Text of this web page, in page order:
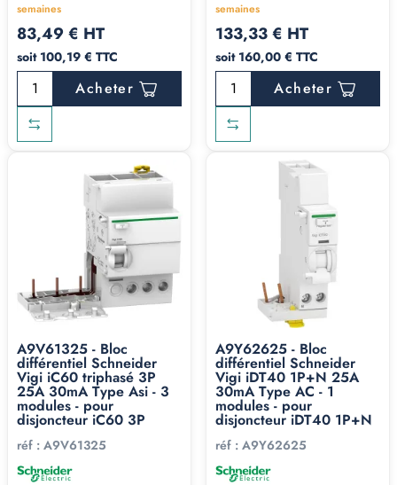
semaines
83,49 € HT
soit 100,19 € TTC
Acheter
semaines
133,33 € HT
soit 160,00 € TTC
Acheter
A9V61325 - Bloc
différentiel Schneider
Vigi iC60 triphasé 3P
25A 30mA Type Asi - 3
modules - pour
disjoncteur iC60 3P
réf : A9V61325
A9Y62625 - Bloc
différentiel Schneider
Vigi iDT40 1P+N 25A
30mA Type AC - 1
modules - pour
disjoncteur iDT40 1P+N
réf : A9Y62625